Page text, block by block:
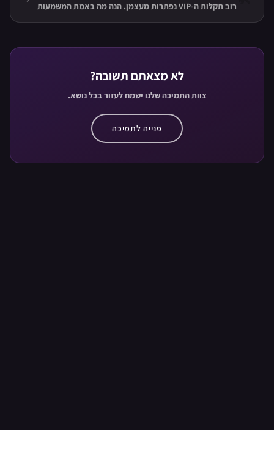
רוב תקלות ה-VIP נפתרות מעצמן. הנה מה באמת המשמעות
לא מצאתם תשובה?
צוות התמיכה שלנו ישמח לעזור בכל נושא.
פנייה לתמיכה